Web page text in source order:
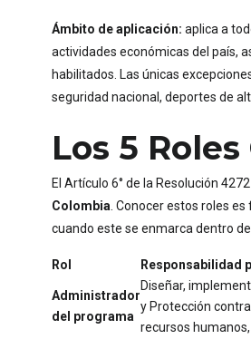
Ámbito de aplicación: aplica a
actividades económicas del país,
habilitados. Las únicas
seguridad nacional, deportes de
Los 5
El Artículo 6° de la Resolución
Colombia . Conocer estos roles
cuando este se enmarca dentro
Rol Responsabilidad
Administrador
del programa
Diseñar,
y Protección
recursos